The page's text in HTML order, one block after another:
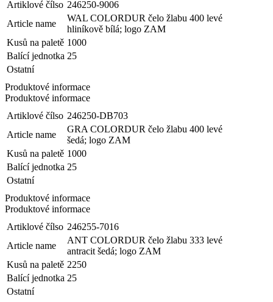
Artiklové čílso 246250-9006
Article name
WAL COLORDUR čelo žlabu 400 levé
hliníkově bílá; logo ZAM
Kusů na paletě 1000
Balící jednotka 25
Ostatní
Produktové informace
Produktové informace
Artiklové čílso 246250-DB703
Article name
GRA COLORDUR čelo žlabu 400 levé
šedá; logo ZAM
Kusů na paletě 1000
Balící jednotka 25
Ostatní
Produktové informace
Produktové informace
Artiklové čílso 246255-7016
Article name
ANT COLORDUR čelo žlabu 333 levé
antracit šedá; logo ZAM
Kusů na paletě 2250
Balící jednotka 25
Ostatní